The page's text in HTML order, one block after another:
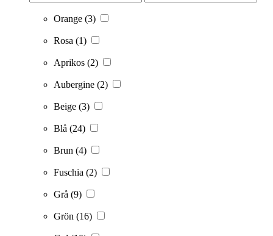
Orange (3)
Rosa (1)
Aprikos (2)
Aubergine (2)
Beige (3)
Blå (24)
Brun (4)
Fuschia (2)
Grå (9)
Grön (16)